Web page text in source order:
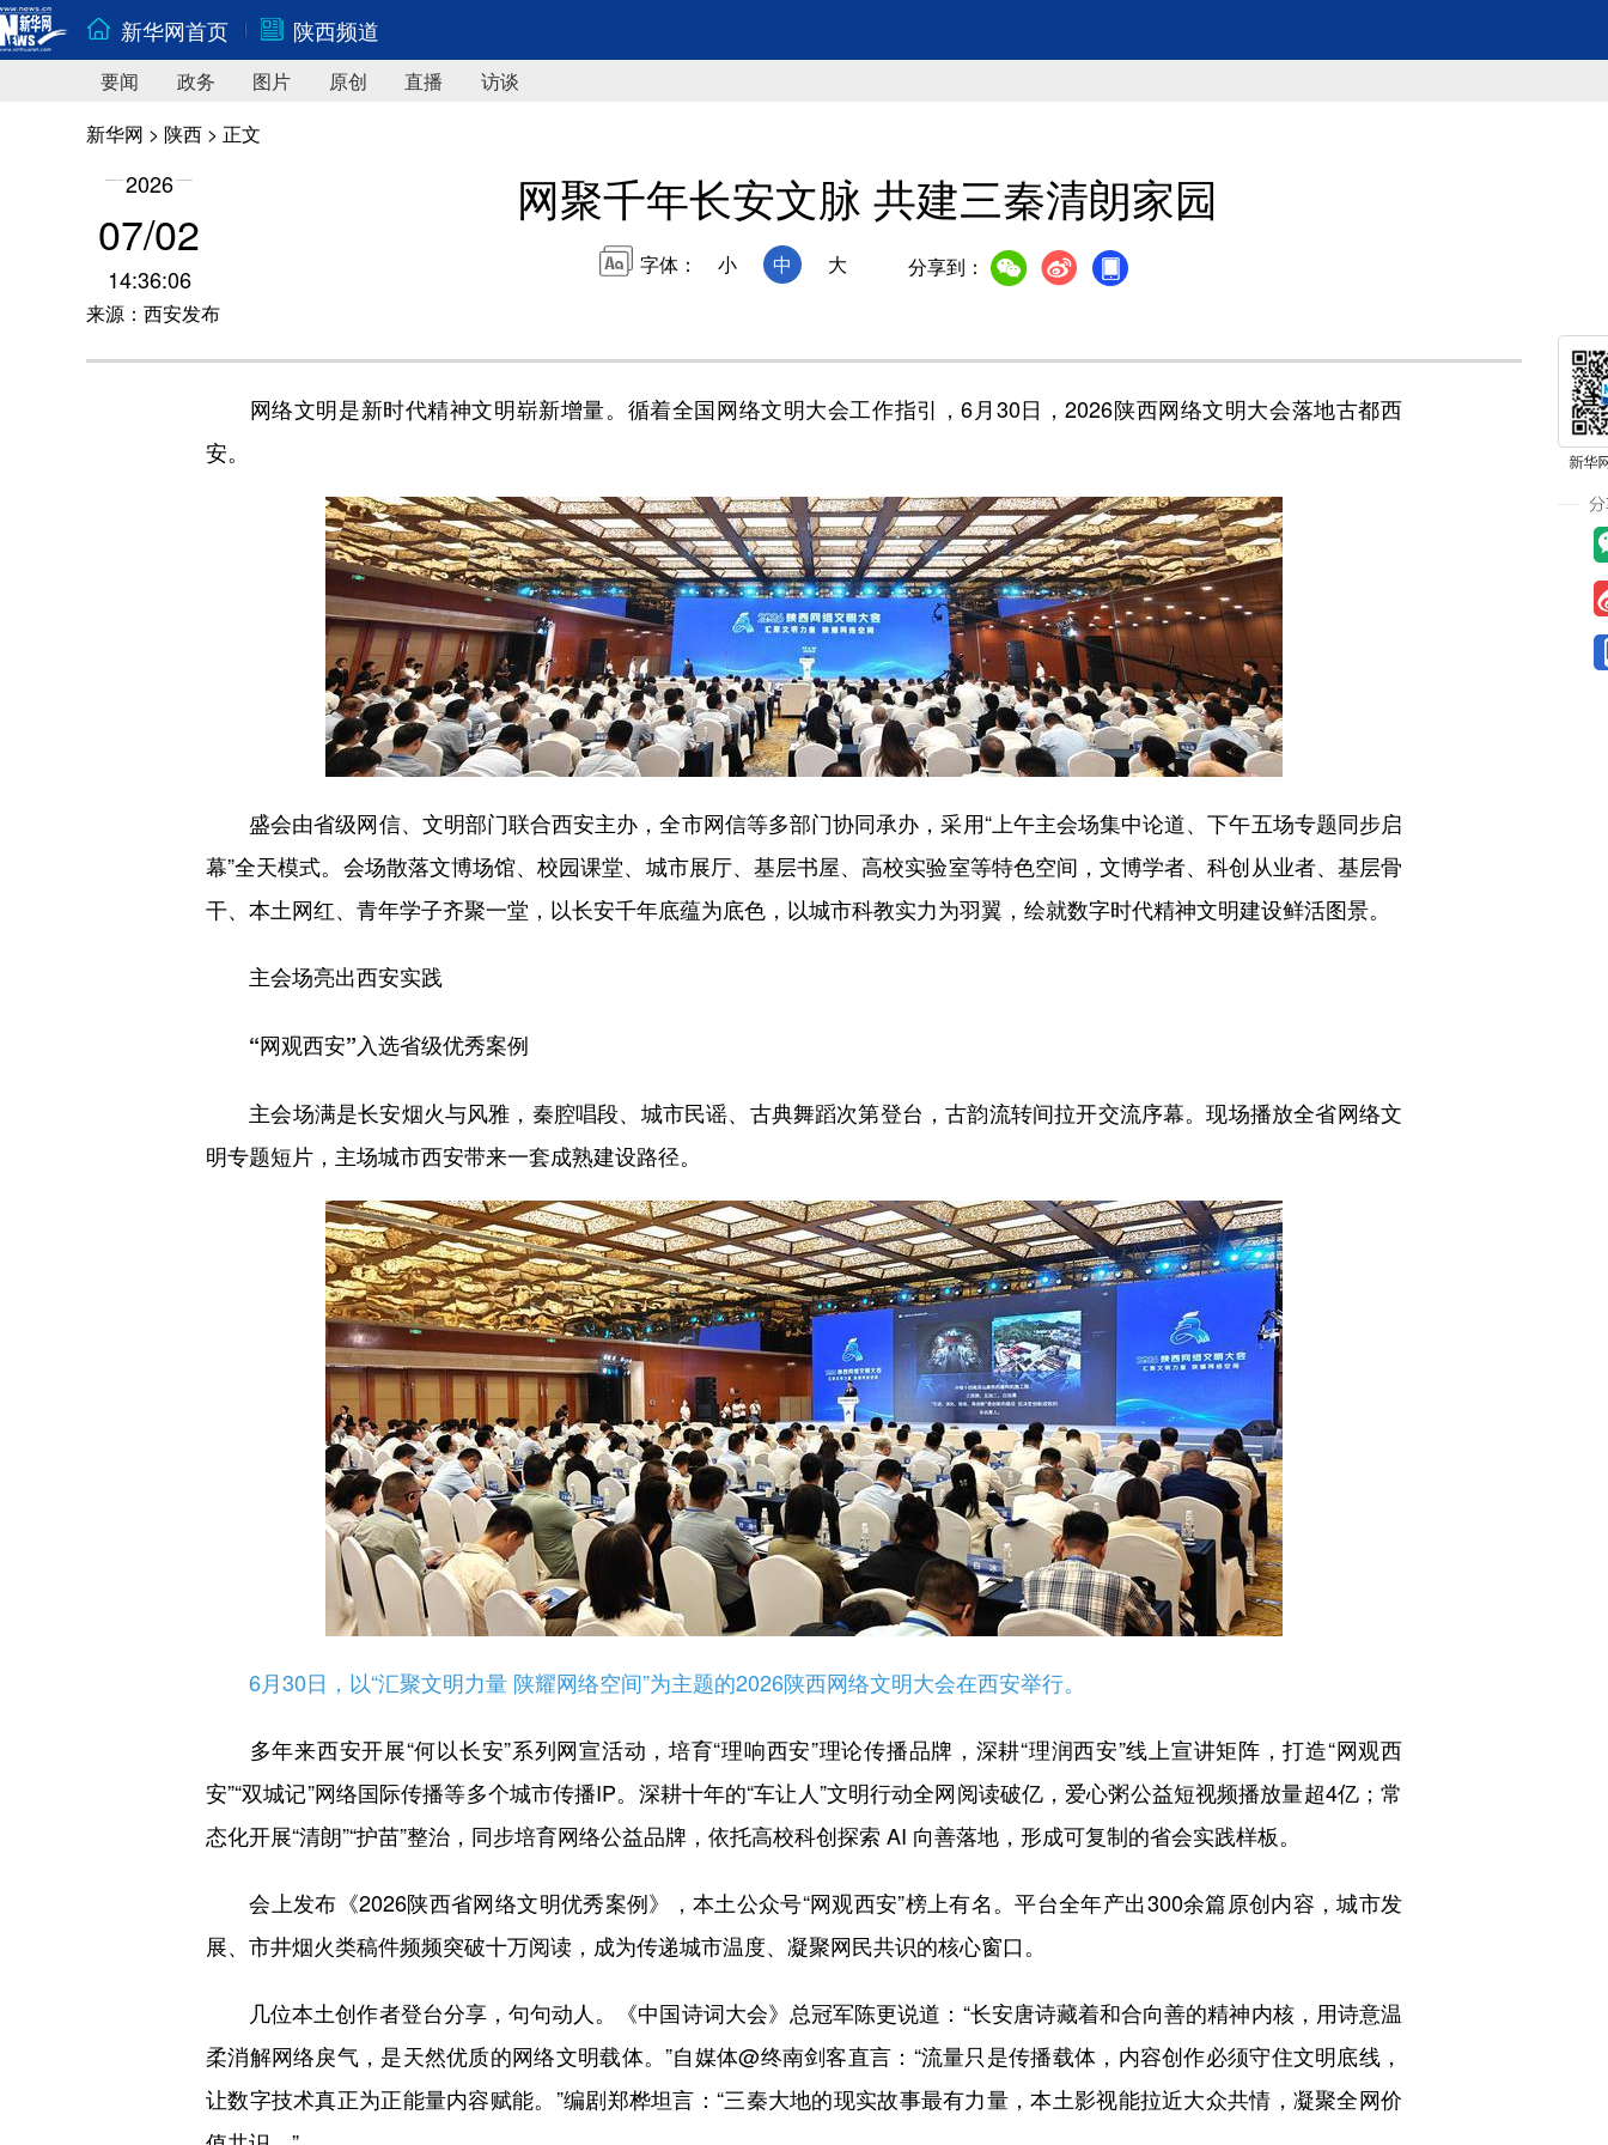
新华网首页 陕西频道
要闻 政务 图片 原创 直播
访谈
新华网 > 陕西 > 正文
2026
07/02
14:36:06
来源：西安发布
网聚千年长安文脉 共建三秦清朗家园
字体： 小 中 大 分享到：
网络文明是新时代精神文明崭新增量。循着全国网络文明大会工作指引，6月30日，2026陕西网络文明大会落地古都西
安。
盛会由省级网信、文明部门联合西安主办，全市网信等多部门协同承办，采用“上午主会场集中论道、下午五场专题同步启
幕”全天模式。会场散落文博场馆、校园课堂、城市展厅、基层书屋、高校实验室等特色空间，文博学者、科创从业者、基层骨
干、本土网红、青年学子齐聚一堂，以长安千年底蕴为底色，以城市科教实力为羽翼，绘就数字时代精神文明建设鲜活图景。
主会场亮出西安实践
“网观西安”入选省级优秀案例
主会场满是长安烟火与风雅，秦腔唱段、城市民谣、古典舞蹈次第登台，古韵流转间拉开交流序幕。现场播放全省网络文
明专题短片，主场城市西安带来一套成熟建设路径。
6月30日，以“汇聚文明力量 陕耀网络空间”为主题的2026陕西网络文明大会在西安举行。
多年来西安开展“何以长安”系列网宣活动，培育“理响西安”理论传播品牌，深耕“理润西安”线上宣讲矩阵，打造“网观西
安”“双城记”网络国际传播等多个城市传播IP。深耕十年的“车让人”文明行动全网阅读破亿，爱心粥公益短视频播放量超4亿；常
态化开展“清朗”“护苗”整治，同步培育网络公益品牌，依托高校科创探索 AI 向善落地，形成可复制的省会实践样板。
会上发布《2026陕西省网络文明优秀案例》，本土公众号“网观西安”榜上有名。平台全年产出300余篇原创内容，城市发
展、市井烟火类稿件频频突破十万阅读，成为传递城市温度、凝聚网民共识的核心窗口。
几位本土创作者登台分享，句句动人。《中国诗词大会》总冠军陈更说道：“长安唐诗藏着和合向善的精神内核，用诗意温
柔消解网络戾气，是天然优质的网络文明载体。”自媒体@终南剑客直言：“流量只是传播载体，内容创作必须守住文明底线，
让数字技术真正为正能量内容赋能。”编剧郑桦坦言：“三秦大地的现实故事最有力量，本土影视能拉近大众共情，凝聚全网价